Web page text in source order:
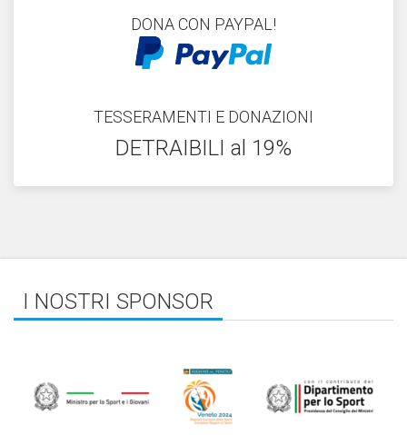
DONA CON PAYPAL!
TESSERAMENTI E DONAZIONI
DETRAIBILI al 19%
I NOSTRI SPONSOR